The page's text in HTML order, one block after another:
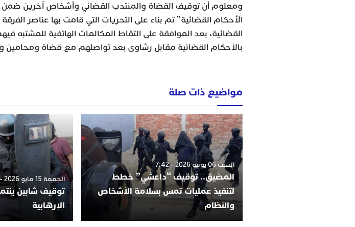
ومعلوم أن توقيف القضاة والمنتدب القضائي وأشخاص آخرين
الأحكام القضائية” تم بناء على التحريات التي قامت بها عناصر
القضائية، بعد الموافقة على التقاط المكالمات الهاتفية للمشتبه
بالأحكام القضائية مقابل رشاوى بعد تواصلهم مع قضاة ومحامين
مواضيع ذات صلة
السبت 06 يونيو 2026 - 7:42
المضيق.. توقيف “داعشي” خطط
لتنفيذ عمليات تمس بسلامة الأشخاص
والنظام
الجمعة 15 مايو 2026 - 5:42
توقيف شابين
الإرهابية